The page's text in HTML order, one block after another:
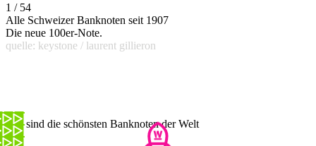
1 / 54
Alle Schweizer Banknoten seit 1907
Die neue 100er-Note.
quelle: keystone / laurent gillieron
Das sind die schönsten Banknoten der Welt